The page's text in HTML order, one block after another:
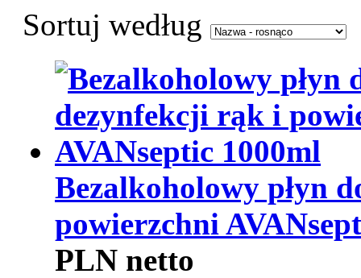
Sortuj według
Bezalkoholowy płyn
powierzchni
PLN netto